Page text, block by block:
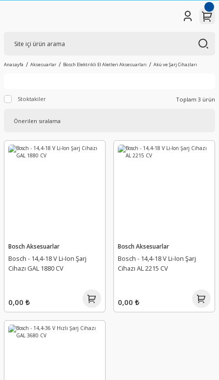
Anasayfa Aksesuarlar Bosch Elektrikli El Aletleri Aksesuarları Akü ve Şarj Cihazları
Stoktakiler Toplam 3 ürün
Bosch Aksesuarlar
Bosch - 14,4-18 V Li-Ion Şarj
Cihazı GAL 1880 CV
0,00 ₺
Bosch Aksesuarlar
Bosch - 14,4-18 V Li-Ion Şarj
Cihazı AL 2215 CV
0,00 ₺